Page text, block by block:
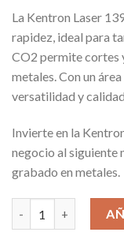
La Kentron Laser
rapidez, ideal para
CO2 permite cortes
metales. Con un
versatilidad y
Invierte en la
negocio al siguiente
grabado en metales.